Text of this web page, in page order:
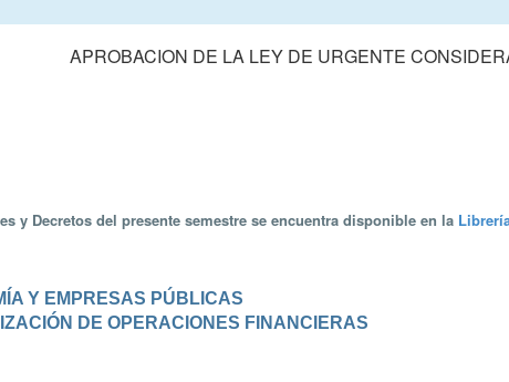
APROBACION DE LA LEY DE URGENTE
y Decretos del presente semestre se encuentra disponible en la
Y EMPRESAS PÚBLICAS
DE OPERACIONES FINANCIERAS